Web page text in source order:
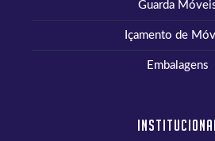
Guarda
Içamento de
Embalagens